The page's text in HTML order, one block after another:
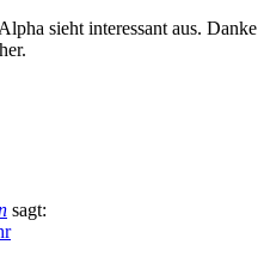
sieht interessant aus. Danke
sagt: